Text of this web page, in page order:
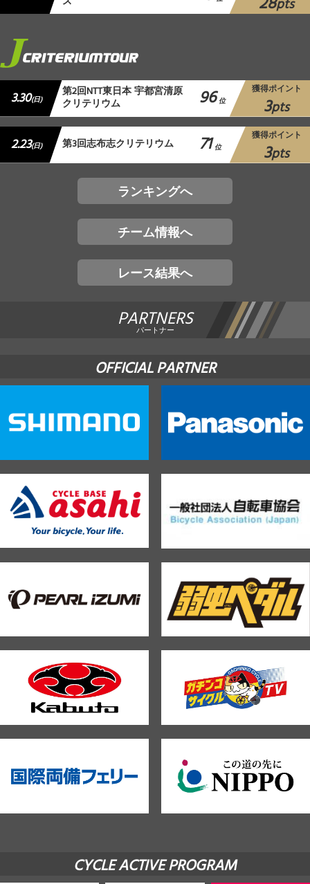
pts
3.30(日) 第2回NTT東日本 宇都宮清原
クリテリウム 96 位
獲得ポイント
3pts
2.23(日) 第3回志布志クリテリウム 71 位
獲得ポイント
3pts
ランキングへ
チーム情報へ
レース結果へ
PARTNERS
パートナー
OFFICIAL PARTNER
CYCLE ACTIVE PROGRAM